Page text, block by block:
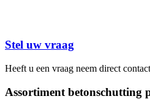
Stel uw vraag
Heeft u een vraag neem direct
Assortiment betonschutting